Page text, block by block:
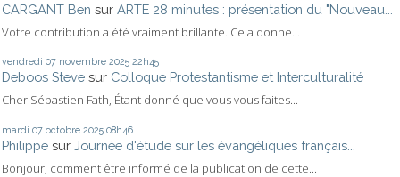
CARGANT Ben sur ARTE 28 minutes : présentation du "Nouveau...
Votre contribution a été vraiment brillante. Cela donne...
vendredi 07 novembre 2025 22h45
Deboos Steve sur Colloque Protestantisme et Interculturalité
Cher Sébastien Fath, Étant donné que vous vous faites...
mardi 07 octobre 2025 08h46
Philippe sur Journée d'étude sur les évangéliques français...
Bonjour, comment être informé de la publication de cette...